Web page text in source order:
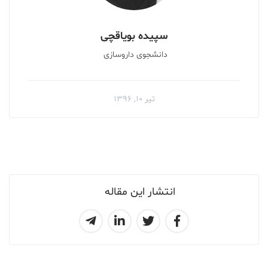
انتشار این مقاله
سپیده بویاقچی
دانشجوى داروسازى
تیر ۱۰, ۱۳۹۶